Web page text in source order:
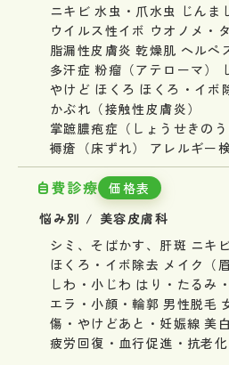
ニキビ 水虫・爪水虫 じんま
ウイルス性イボ ウオノメ・
脂漏性皮膚炎 乾燥肌 ヘルペ
多汗症 粉瘤（アテローマ）
やけど ほくろ ほくろ・イボ
かぶれ（接触性皮膚炎）
掌蹠膿疱症（しょうせきのう
褥瘡（床ずれ）
アレルギー
自費診療 価格表
悩み別 / 美容皮膚科
シミ、そばかす、肝斑 ニキ
ほくろ・イボ除去 メイク（
しわ・小じわ はり・たるみ
エラ・小顔・輪郭 男性脱毛
傷・やけどあと・妊娠線 美
疲労回復・血行促進・抗老化